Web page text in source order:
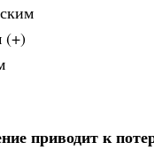
(+)
приводит к